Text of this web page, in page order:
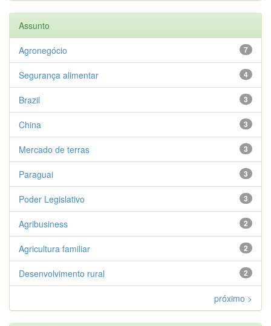
Assunto
7
Agronegócio
4
Segurança alimentar
3
Brazil
3
China
3
Mercado de terras
3
Paraguai
3
Poder Legislativo
2
Agribusiness
2
Agricultura familiar
2
Desenvolvimento rural
próximo >